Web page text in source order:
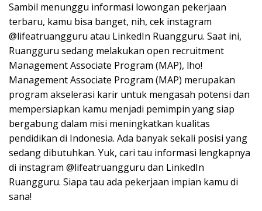
Sambil menunggu informasi lowongan pekerjaan
terbaru, kamu bisa banget, nih, cek instagram
@lifeatruangguru atau LinkedIn Ruangguru. Saat ini,
Ruangguru sedang melakukan open recruitment
Management Associate Program (MAP), lho!
Management Associate Program (MAP) merupakan
program akselerasi karir untuk mengasah potensi dan
mempersiapkan kamu menjadi pemimpin yang siap
bergabung dalam misi meningkatkan kualitas
pendidikan di Indonesia. Ada banyak sekali posisi yang
sedang dibutuhkan. Yuk, cari tau informasi lengkapnya
di instagram @lifeatruangguru dan LinkedIn
Ruangguru. Siapa tau ada pekerjaan impian kamu di
sana!